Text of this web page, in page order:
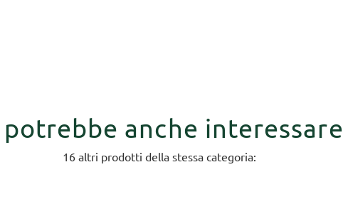
potrebbe anche interessare
16 altri prodotti della stessa categoria: